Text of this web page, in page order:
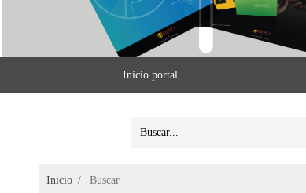
Inicio portal
Inicio Buscar